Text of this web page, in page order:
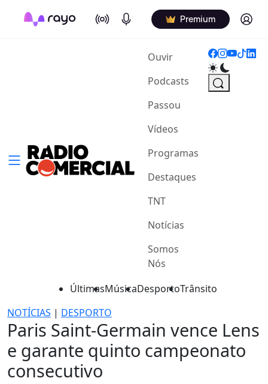
On Air Podcasts Premium Log in
Ouvir(current)
Podcasts
Passou
Vídeos
Programas
Destaques
TNT
Notícias
Somos
Nós
ÚltimasMúsicaDesportoTrânsito
NOTÍCIAS | DESPORTO
Paris Saint-Germain vence Lens
e garante quinto campeonato
consecutivo